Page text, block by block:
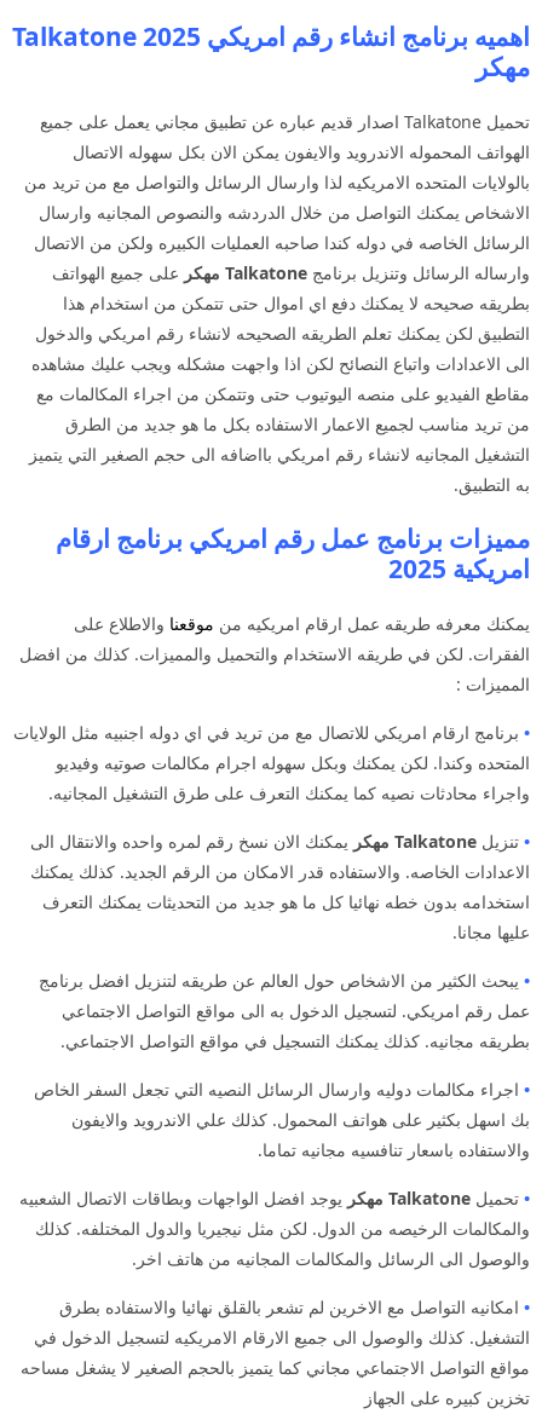
اهميه برنامج انشاء رقم امريكي 2025 Talkatone
مهكر
تحميل Talkatone اصدار قديم عباره عن تطبيق مجاني يعمل على جميع
الهواتف المحموله الاندرويد والايفون يمكن الان بكل سهوله الاتصال
بالولايات المتحده الامريكيه لذا وارسال الرسائل والتواصل مع من تريد من
الاشخاص يمكنك التواصل من خلال الدردشه والنصوص المجانيه وارسال
الرسائل الخاصه في دوله كندا صاحبه العمليات الكبيره ولكن من الاتصال
وارساله الرسائل وتنزيل برنامج
مهكر على جميع الهواتف
بطريقه صحيحه لا يمكنك دفع اي اموال حتى تتمكن من استخدام هذا
التطبيق لكن يمكنك تعلم الطريقه الصحيحه لانشاء رقم امريكي والدخول
الى الاعدادات واتباع النصائح لكن اذا واجهت مشكله ويجب عليك مشاهده
مقاطع الفيديو على منصه اليوتيوب حتى وتتمكن من اجراء المكالمات مع
من تريد مناسب لجميع الاعمار الاستفاده بكل ما هو جديد من الطرق
التشغيل المجانيه لانشاء رقم امريكي بااضافه الى حجم الصغير التي يتميز
به التطبيق.
مميزات برنامج عمل رقم امريكي برنامج ارقام
امريكية 2025
يمكنك معرفه طريقه عمل ارقام امريكيه من موقعنا والاطلاع على
الفقرات. لكن في طريقه الاستخدام والتحميل والمميزات. كذلك من افضل
المميزات :
• برنامج ارقام امريكي للاتصال مع من تريد في اي دوله اجنبيه مثل الولايات
المتحده وكندا. لكن يمكنك وبكل سهوله اجرام مكالمات صوتيه وفيديو
واجراء محادثات نصيه كما يمكنك التعرف على طرق التشغيل المجانيه.
• تنزيل مهكر يمكنك الان نسخ رقم لمره واحده والانتقال الى
الاعدادات الخاصه. والاستفاده قدر الامكان من الرقم الجديد. كذلك يمكنك
استخدامه بدون خطه نهائيا كل ما هو جديد من التحديثات يمكنك التعرف
عليها مجانا.
• يبحث الكثير من الاشخاص حول العالم عن طريقه لتنزيل افضل برنامج
عمل رقم امريكي. لتسجيل الدخول به الى مواقع التواصل الاجتماعي
بطريقه مجانيه. كذلك يمكنك التسجيل في مواقع التواصل الاجتماعي.
• اجراء مكالمات دوليه وارسال الرسائل النصيه التي تجعل السفر الخاص
بك اسهل بكثير على هواتف المحمول. كذلك علي الاندرويد والايفون
والاستفاده باسعار تنافسيه مجانيه تماما.
• تحميل
يوجد افضل الواجهات وبطاقات الاتصال الشعبيه
والمكالمات الرخيصه من الدول. لكن مثل نيجيريا والدول المختلفه. كذلك
والوصول الى الرسائل والمكالمات المجانيه من هاتف اخر.
• امكانيه التواصل مع الاخرين لم تشعر بالقلق نهائيا والاستفاده بطرق
التشغيل. كذلك والوصول الى جميع الارقام الامريكيه لتسجيل الدخول في
مواقع التواصل الاجتماعي مجاني كما يتميز بالحجم الصغير لا يشغل مساحه
تخزين كبيره على الجهاز